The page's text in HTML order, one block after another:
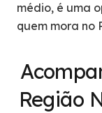
médio, é uma
quem mora no
Região